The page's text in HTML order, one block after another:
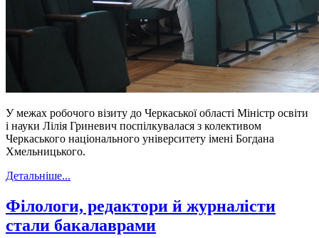
У межах робочого візиту до Черкаської області Міністр освіти
і науки Лілія Гриневич поспілкувалася з колективом
Черкаського національного університету імені Богдана
Хмельницького.
Детальніше...
Філологи, редактори й журналісти
стали бакалаврами